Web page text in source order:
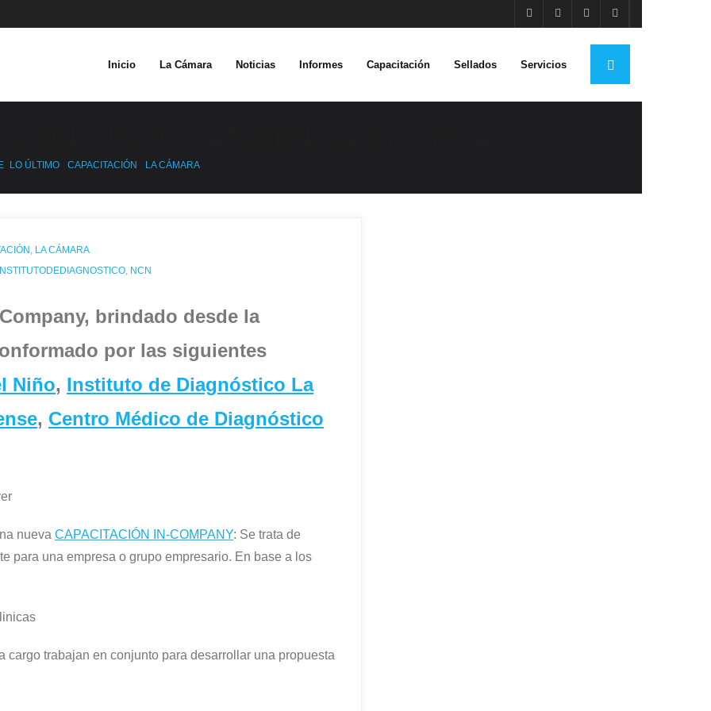
Inicio La Cámara Noticias Informes Capacitación Sellados Servicios
LO ÚLTIMO CAPACITACIÓN LA CÁMARA
, LA CÁMARA
INSTITUTODEDIAGNOSTICO, NCN
brindado desde la
por las siguientes
Niño, Instituto de Diagnóstico La
, Centro Médico de Diagnóstico
nueva CAPACITACIÓN IN-COMPANY: Se trata de
para una empresa o grupo empresario. En base a los
cargo trabajan en conjunto para desarrollar una propuesta